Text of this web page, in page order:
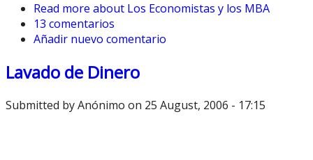
Read more about Los Economistas y los MBA
13 comentarios
Añadir nuevo comentario
Lavado de Dinero
Submitted byAnónimo on 25 August, 2006 - 17:15